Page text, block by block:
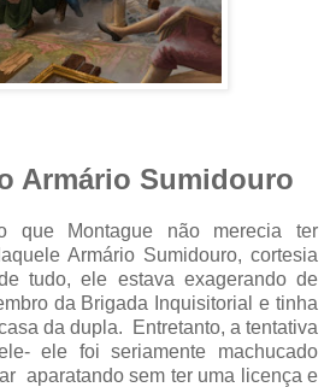
Armário Sumidouro
que Montague não merecia ter
Armário Sumidouro, cortesia
tudo, ele estava exagerando de
da Brigada Inquisitorial e tinha
da dupla.
Entretanto, a tentativa
ele foi seriamente machucado
aparatando sem ter uma licença e